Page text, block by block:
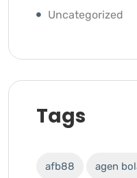
Uncategorized
Tags
afb88 agen